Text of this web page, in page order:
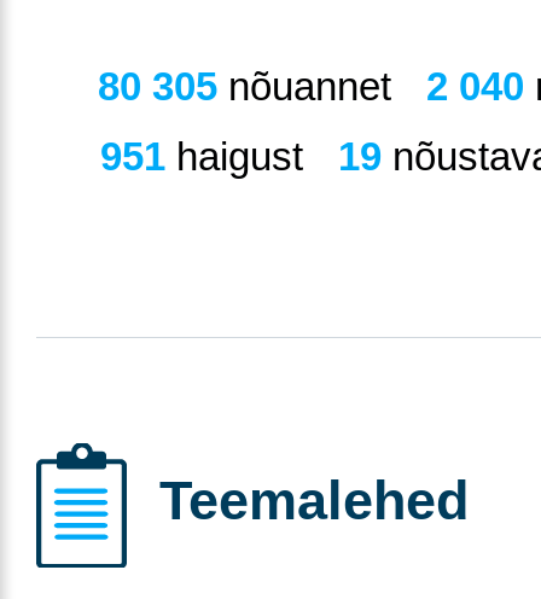
80 305 nõuannet 2 040
951haigust 19
Teemalehed